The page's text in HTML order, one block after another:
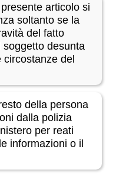
articolo si
soltanto se la
del fatto
desunta
circostanze del
della persona
dalla polizia
per reati
informazioni o il